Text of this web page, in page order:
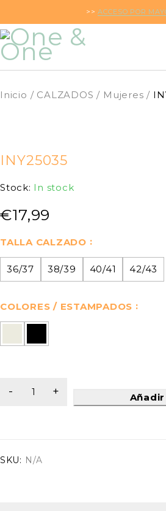
>>ACCESO POR
Inicio / CALZADOS / Mujeres /
INY25035
Stock: In stock
€17,99
TALLA CALZADO
36/37 38/39 40/41 42/43
COLORES / ESTAMPADOS
SKU: N/A